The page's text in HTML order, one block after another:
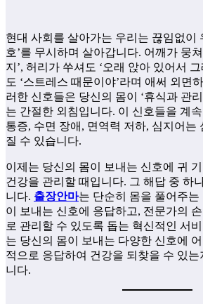
현대 사회를 살아가는 우리는 끊임없이
호’를 무시하며 살아갑니다. 어깨가 뭉
지’, 허리가 쑤셔도 ‘오래 앉아 있어서
도 ‘스트레스 때문이야’라며 애써 외면
러한 신호들은 당신의 몸이 ‘휴식과 관
는 간절한 외침입니다. 이 신호들을 계
통증, 수면 장애, 면역력 저하, 심지어는
질 수 있습니다.
이제는 당신의 몸이 보내는 신호에 귀
건강을 관리할 때입니다. 그 해답 중 하
니다. 출장안마는 단순히 몸을 풀어주는
이 보내는 신호에 응답하고, 전문가의
로 관리할 수 있도록 돕는 혁신적인 서
는 당신의 몸이 보내는 다양한 신호에 어
적으로 응답하여 건강을 되찾을 수 있
니다.